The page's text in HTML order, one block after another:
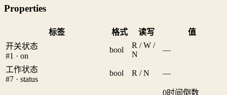
Properties
标签 格式 读写
值
开关状态
#1 · on
bool
R / W /
N
—
工作状态
#7 · status
bool R / N —
0时间倒数